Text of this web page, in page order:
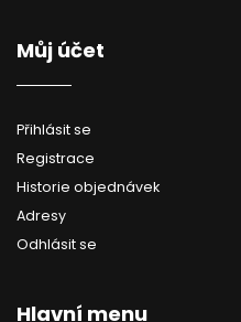
Můj účet
Přihlásit se
Registrace
Historie objednávek
Adresy
Odhlásit se
Hlavní menu